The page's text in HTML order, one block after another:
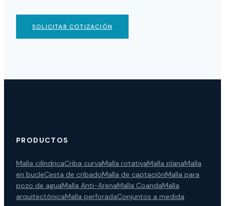
SOLICITAR COTIZACIÓN
PRODUCTOS
Malla cilíndricaCriba curvaMalla rotativaMalla planaMalla
en bucleCesta de cribadoMalla de captaciónMalla para
pozo de aguaMalla Anti-ArenaMalla CoandaMalla
arquitectónicaMalla perforadaConjuntos a medida